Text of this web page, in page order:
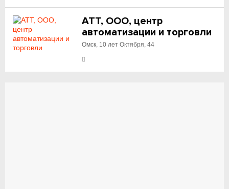
АТТ, ООО, центр
автоматизации и торговли
Омск, 10 лет Октября, 44